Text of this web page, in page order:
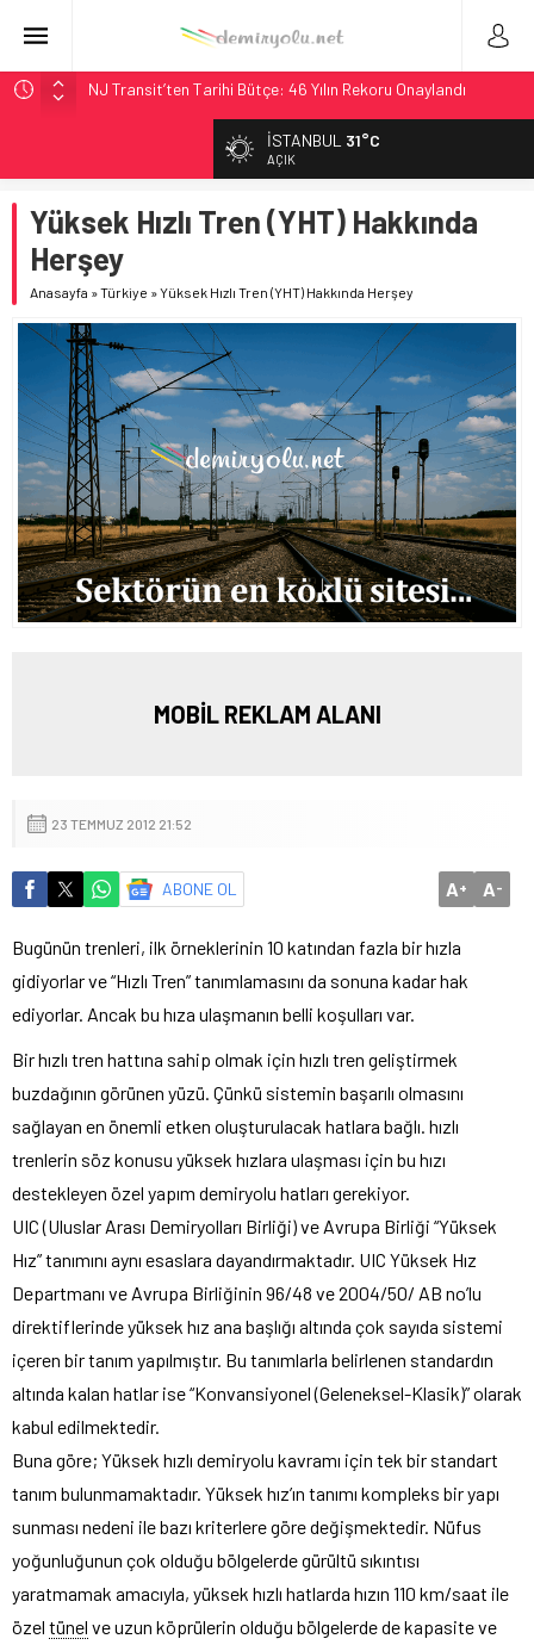
NJ Transit’ten Tarihi Bütçe: 46 Yılın Rekoru Onaylandı
Rocky Mountain, Güneş Enerjili Tesisten İlk Rayı Sevk Etti
AAR, MIT ve Berkeley Dahil 4 Üniversiteyle Araştırma
Konsorsiyumu Başlattı
Long Beach Limanı’na 58 Milyon Dolarlık Yeşil Yatırım Ödülü
Chicago’da Metra Polisi BVLOS Drone’larla Müdahale
Süresini Kısalttı
İSTANBUL 31°C
AÇIK
Yüksek Hızlı Tren (YHT) Hakkında
Herşey
Anasayfa »Türkiye »Yüksek Hızlı Tren (YHT) Hakkında Herşey
MOBİL REKLAM ALANI
23 TEMMUZ 2012 21:52
ABONE OL A+ A-
Bugünün trenleri, ilk örneklerinin 10 katından fazla bir hızla
gidiyorlar ve “Hızlı Tren” tanımlamasını da sonuna kadar hak
ediyorlar. Ancak bu hıza ulaşmanın belli koşulları var.
Bir hızlı tren hattına sahip olmak için hızlı tren geliştirmek
buzdağının görünen yüzü. Çünkü sistemin başarılı olmasını
sağlayan en önemli etken oluşturulacak hatlara bağlı. hızlı
trenlerin söz konusu yüksek hızlara ulaşması için bu hızı
destekleyen özel yapım demiryolu hatları gerekiyor.
UIC (Uluslar Arası Demiryolları Birliği) ve Avrupa Birliği “Yüksek
Hız” tanımını aynı esaslara dayandırmaktadır. UIC Yüksek Hız
Departmanı ve Avrupa Birliğinin 96/48 ve 2004/50/ AB no’lu
direktiflerinde yüksek hız ana başlığı altında çok sayıda sistemi
içeren bir tanım yapılmıştır. Bu tanımlarla belirlenen standardın
altında kalan hatlar ise “Konvansiyonel (Geleneksel-Klasik)” olarak
kabul edilmektedir.
Buna göre; Yüksek hızlı demiryolu kavramı için tek bir standart
tanım bulunmamaktadır. Yüksek hız’ın tanımı kompleks bir yapı
sunması nedeni ile bazı kriterlere göre değişmektedir. Nüfus
yoğunluğunun çok olduğu bölgelerde gürültü sıkıntısı
yaratmamak amacıyla, yüksek hızlı hatlarda hızın 110 km/saat ile
özel tünel ve uzun köprülerin olduğu bölgelerde de kapasite ve